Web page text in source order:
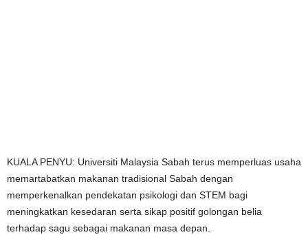
KUALA PENYU: Universiti Malaysia Sabah terus memperluas usaha
memartabatkan makanan tradisional Sabah dengan
memperkenalkan pendekatan psikologi dan STEM bagi
meningkatkan kesedaran serta sikap positif golongan belia
terhadap sagu sebagai makanan masa depan.